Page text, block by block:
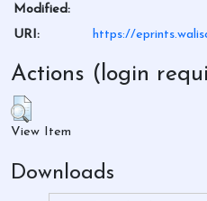
Modified:
URI: https://
Actions (login
View Item
Downloads